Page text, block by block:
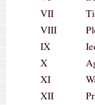
VII
VIII
IX
X
XI
XII